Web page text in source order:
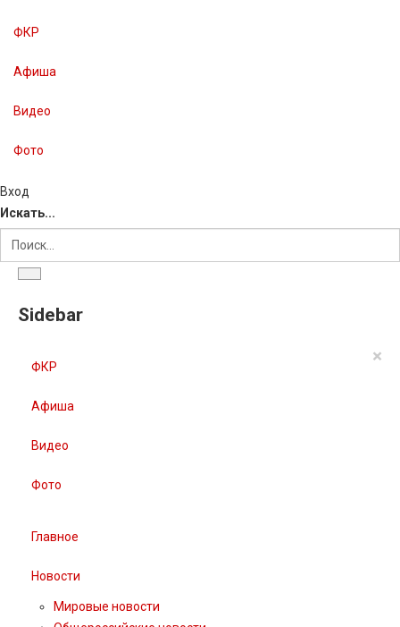
ФКР
Афиша
Видео
Фото
Вход
Искать...
Sidebar
×
ФКР
Афиша
Видео
Фото
Главное
Новости
Мировые новости